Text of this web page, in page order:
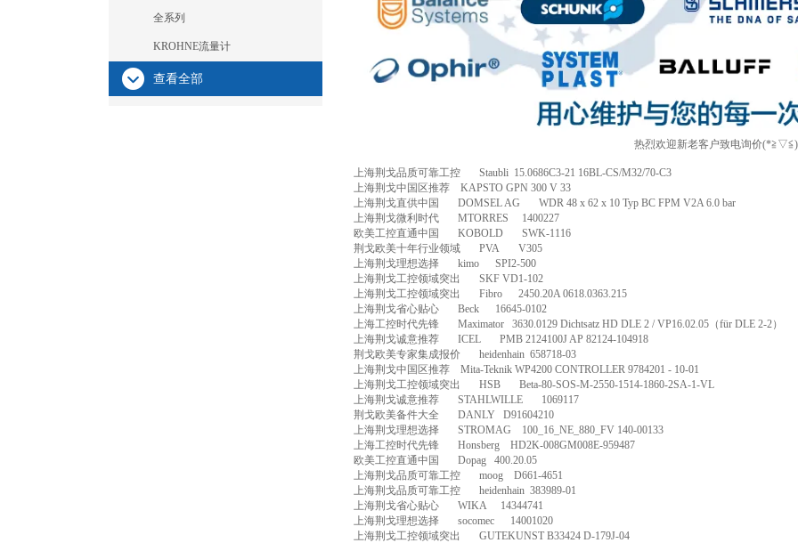
全系列
KROHNE流量计
查看全部
热烈欢迎新老客户致电询价
上海荆戈品质可靠工控 Staubli 15.0686C3-21 16BL-CS/M32/70-C3
上海荆戈中国区推荐
KAPSTO GPN 300 V 33
上海荆戈直供中国
DOMSEL AG
WDR 48 x 62 x 10 Typ BC FPM V2A 6.0 bar
上海荆戈微利时代
MTORRES
1400227
欧美工控直通中国
KOBOLD
SWK-1116
荆戈欧美十年行业领域
PVA
V305
上海荆戈理想选择
kimo
SPI2-500
上海荆戈工控领域突出
SKF VD1-102
上海荆戈工控领域突出
Fibro
2450.20A 0618.0363.215
上海荆戈省心贴心
Beck
16645-0102
上海工控时代先锋
Maximator 3630.0129 Dichtsatz HD DLE 2 / VP16.02.05 （für DLE 2-2）
上海荆戈诚意推荐
ICEL
PMB 2124100J AP 82124-104918
荆戈欧美专家集成报价
heidenhain 658718-03
上海荆戈中国区推荐
Mita-Teknik WP4200 CONTROLLER 9784201 - 10-01
上海荆戈工控领域突出
HSB
Beta-80-SOS-M-2550-1514-1860-2SA-1-VL
上海荆戈诚意推荐
STAHLWILLE
1069117
荆戈欧美备件大全
DANLY
D91604210
上海荆戈理想选择
STROMAG
100_16_NE_880_FV 140-00133
上海工控时代先锋
Honsberg
HD2K-008GM008E-959487
欧美工控直通中国
Dopag
400.20.05
上海荆戈品质可靠工控
moog
D661-4651
上海荆戈品质可靠工控
heidenhain 383989-01
上海荆戈省心贴心
WIKA
14344741
上海荆戈理想选择
socomec
14001020
上海荆戈工控领域突出
GUTEKUNST B33424 D-179J-04